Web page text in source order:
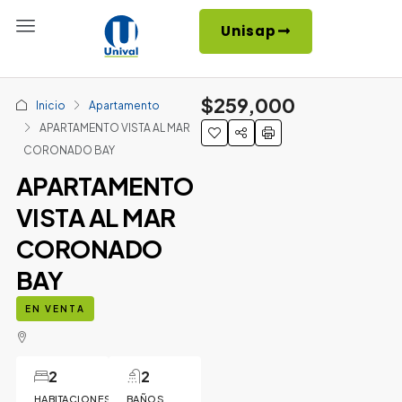
Unisap
Inicio
Apartamento
APARTAMENTO VISTA AL MAR
CORONADO BAY
APARTAMENTO
VISTA AL MAR
CORONADO
BAY
EN VENTA
HABITACIONES
2
BAÑOS
2
$259,000